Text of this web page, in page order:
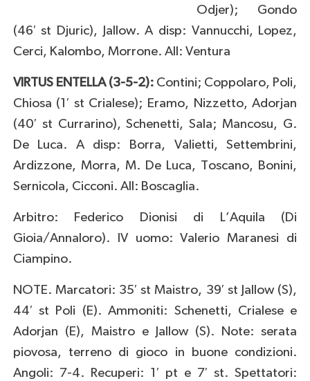
Odjer); Gondo
(46′ st Djuric), Jallow. A disp: Vannucchi, Lopez,
Cerci, Kalombo, Morrone. All: Ventura
VIRTUS ENTELLA (3-5-2):Contini; Coppolaro, Poli,
Chiosa (1′ st Crialese); Eramo, Nizzetto, Adorjan
(40′ st Currarino), Schenetti, Sala; Mancosu, G.
De Luca. A disp: Borra, Valietti, Settembrini,
Ardizzone, Morra, M. De Luca, Toscano, Bonini,
Sernicola, Cicconi. All: Boscaglia.
Arbitro: Federico Dionisi di L’Aquila (Di
Gioia/Annaloro). IV uomo: Valerio Maranesi di
Ciampino.
NOTE. Marcatori: 35′ st Maistro, 39′ st Jallow (S),
44′ st Poli (E). Ammoniti: Schenetti, Crialese e
Adorjan (E), Maistro e Jallow (S). Note: serata
piovosa, terreno di gioco in buone condizioni.
Angoli: 7-4. Recuperi: 1′ pt e 7′ st. Spettatori: